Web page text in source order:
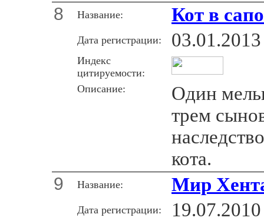
8 Название: Кот в
Дата регистрации: 03.01.2013
Индекс
цитируемости:
Описание:
Один
трем
кота.
9 Название: Мир
Дата регистрации: 19.07.2010